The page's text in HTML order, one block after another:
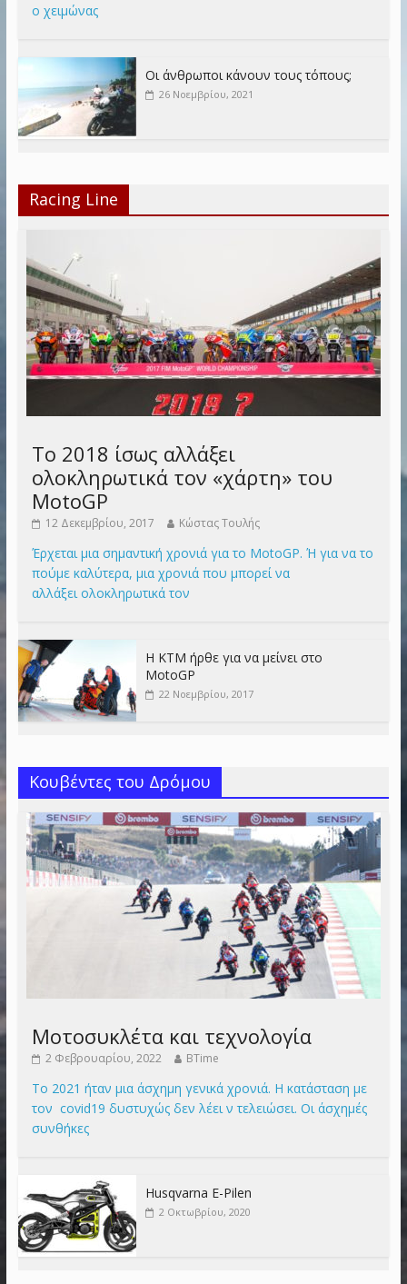
ο χειμώνας
Οι άνθρωποι κάνουν τους τόπους;
26 Νοεμβρίου, 2021
Racing Line
Το 2018 ίσως αλλάξει
ολοκληρωτικά τον «χάρτη» του
MotoGP
12 Δεκεμβρίου, 2017 Κώστας Τουλής
Έρχεται μια σημαντική χρονιά για το MotoGP. Ή για να το
πούμε καλύτερα, μια χρονιά που μπορεί να
αλλάξει ολοκληρωτικά τον
Η KTM ήρθε για να μείνει στο
MotoGP
22 Νοεμβρίου, 2017
Κουβέντες του Δρόμου
Μοτοσυκλέτα και τεχνολογία
2 Φεβρουαρίου, 2022 BTime
Το 2021 ήταν μια άσχημη γενικά χρονιά. Η κατάσταση με
τον covid19 δυστυχώς δεν λέει ν τελειώσει. Οι άσχημές
συνθήκες
Husqvarna E-Pilen
2 Οκτωβρίου, 2020